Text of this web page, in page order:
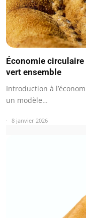
Économie
vert ensemble
Introduction à
un modèle…
8 janvier 2026